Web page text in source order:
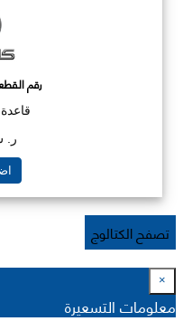
رقم
ر.
تصفح الكتالوج
×
معلومات التسعيرة